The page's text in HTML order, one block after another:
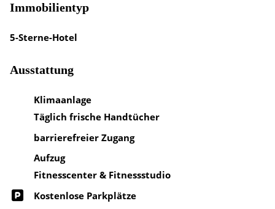
Immobilientyp
5-Sterne-Hotel
Ausstattung
Klimaanlage
Täglich frische Handtücher
barrierefreier Zugang
Aufzug
Fitnesscenter & Fitnessstudio
Kostenlose Parkplätze